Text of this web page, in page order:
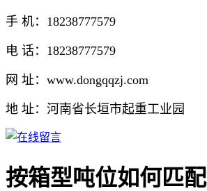
手 机：18238777579
电 话：18238777579
网 址：www.dongqqzj.com
地 址：河南省长垣市起重工业园
按箱型吨位如何匹